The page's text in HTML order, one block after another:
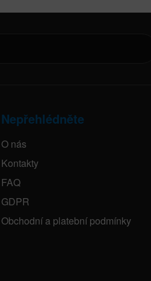
Nepřehlédněte
O nás
Kontakty
FAQ
GDPR
Obchodní a platební podmínky